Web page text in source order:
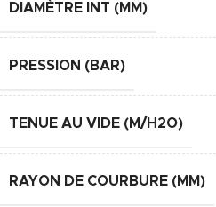
DIAMÈTRE INT (MM)
PRESSION (BAR)
TENUE AU VIDE (M/H2O)
RAYON DE COURBURE (MM)